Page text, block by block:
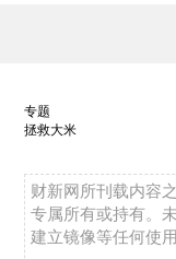
专题
拯救大米
财新网所刊载内容
专属所有或持有。
建立镜像等任何使用